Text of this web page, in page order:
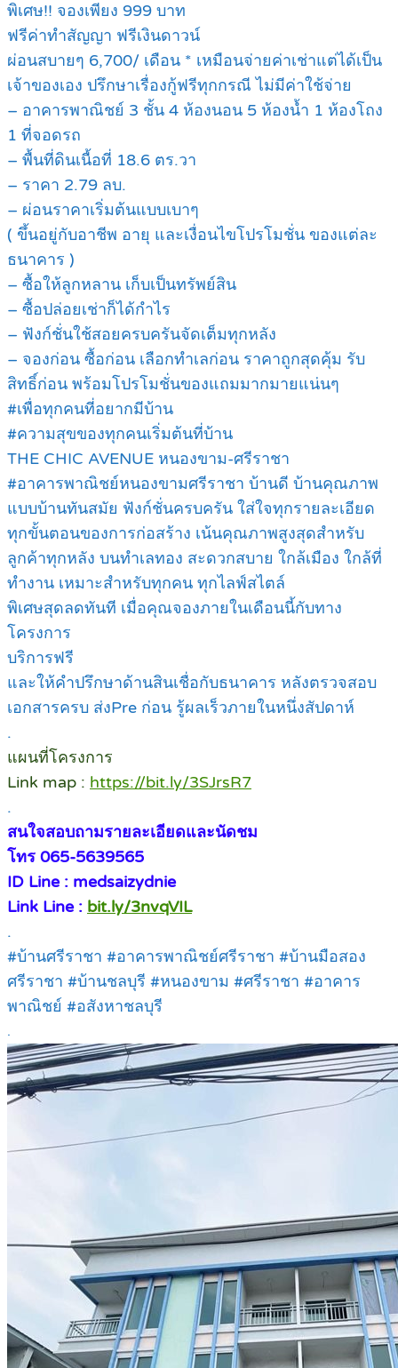
พิเศษ!! จองเพียง 999 บาท
ฟรีค่าทำสัญญา ฟรีเงินดาวน์
ผ่อนสบายๆ 6,700/ เดือน * เหมือนจ่ายค่าเช่าแต่ได้เป็น
เจ้าของเอง ปรึกษาเรื่องกู้ฟรีทุกกรณี ไม่มีค่าใช้จ่าย
– อาคารพาณิชย์ 3 ชั้น 4 ห้องนอน 5 ห้องน้ำ 1 ห้องโถง
1 ที่จอดรถ
– พื้นที่ดินเนื้อที่ 18.6 ตร.วา
– ราคา 2.79 ลบ.
– ผ่อนราคาเริ่มต้นแบบเบาๆ
( ขึ้นอยู่กับอาชีพ อายุ และเงื่อนไขโปรโมชั่น ของแต่ละ
ธนาคาร )
– ซื้อให้ลูกหลาน เก็บเป็นทรัพย์สิน
– ซื้อปล่อยเช่าก็ได้กำไร
– ฟังก์ชั่นใช้สอยครบครันจัดเต็มทุกหลัง
– จองก่อน ซื้อก่อน เลือกทำเลก่อน ราคาถูกสุดคุ้ม รับ
สิทธิ์ก่อน พร้อมโปรโมชั่นของแถมมากมายแน่นๆ
#เพื่อทุกคนที่อยากมีบ้าน
#ความสุขของทุกคนเริ่มต้นที่บ้าน
THE CHIC AVENUE หนองขาม-ศรีราชา
#อาคารพาณิชย์หนองขามศรีราชา บ้านดี บ้านคุณภาพ
แบบบ้านทันสมัย ฟังก์ชั่นครบครัน ใส่ใจทุกรายละเอียด
ทุกขั้นตอนของการก่อสร้าง เน้นคุณภาพสูงสุดสำหรับ
ลูกค้าทุกหลัง บนทำเลทอง สะดวกสบาย ใกล้เมือง ใกล้ที่
ทำงาน เหมาะสำหรับทุกคน ทุกไลฟ์สไตล์
พิเศษสุดลดทันที เมื่อคุณจองภายในเดือนนี้กับทาง
โครงการ
บริการฟรี
และให้คำปรึกษาด้านสินเชื่อกับธนาคาร หลังตรวจสอบ
เอกสารครบ ส่งPre ก่อน รู้ผลเร็วภายในหนึ่งสัปดาห์
.
แผนที่โครงการ
Link map : https://bit.ly/3SJrsR7
.
สนใจสอบถามรายละเอียดและนัดชม
โทร 065-5639565
ID Line : medsaizydnie
Link Line : bit.ly/3nvqVIL
.
#บ้านศรีราชา #อาคารพาณิชย์ศรีราชา #บ้านมือสอง
ศรีราชา #บ้านชลบุรี #หนองขาม #ศรีราชา #อาคาร
พาณิชย์ #อสังหาชลบุรี
.